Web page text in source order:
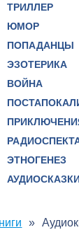
ТРИЛЛЕР
ЮМОР
ПОПАДАНЦЫ
ЭЗОТЕРИКА
ВОЙНА
ЭТНОГЕНЕЗ